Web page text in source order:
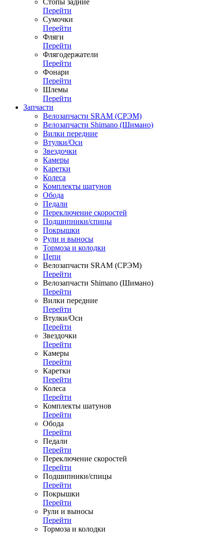
Стопы задние
Перейти
Сумочки
Перейти
Фляги
Перейти
Флягодержатели
Перейти
Фонари
Перейти
Шлемы
Перейти
Запчасти
Велозапчасти SRAM (СРЭМ)
Велозапчасти Shimano (Шимано)
Вилки передние
Втулки/Оси
Звездочки
Камеры
Каретки
Колеса
Комплекты шатунов
Обода
Педали
Переключение скоростей
Подшипники/спицы
Покрышки
Рули и выносы
Тормоза и колодки
Цепи
Велозапчасти SRAM (СРЭМ)
Перейти
Велозапчасти Shimano (Шимано)
Перейти
Вилки передние
Перейти
Втулки/Оси
Перейти
Звездочки
Перейти
Камеры
Перейти
Каретки
Перейти
Колеса
Перейти
Комплекты шатунов
Перейти
Обода
Перейти
Педали
Перейти
Переключение скоростей
Перейти
Подшипники/спицы
Перейти
Покрышки
Перейти
Рули и выносы
Перейти
Тормоза и колодки